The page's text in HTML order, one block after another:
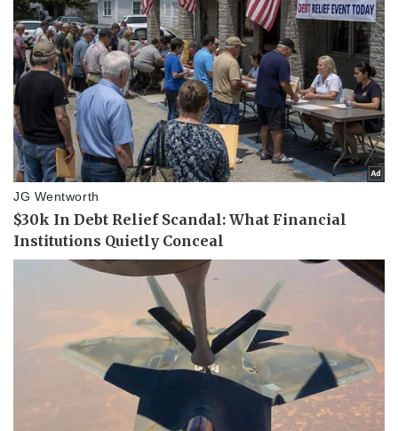
Tin nóng
Tư vấn luật
Việt Nam
Phân tích